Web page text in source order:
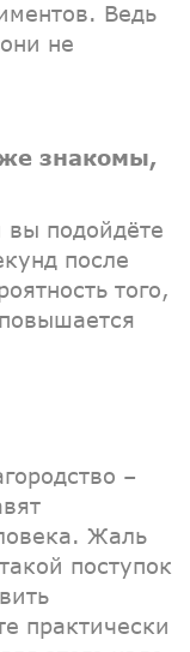
Ведь
не
знакомы,
вы подойдёте
после
того,
–
Жаль
поступок
практически